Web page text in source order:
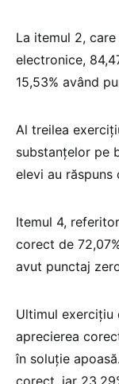
La itemul 2,
electronice,
15,53% având
Al treilea
substanțelor pe
elevi au răspuns
Itemul 4,
corect de
avut punctaj
Ultimul exercițiu
aprecierea
în soluție
corect, iar